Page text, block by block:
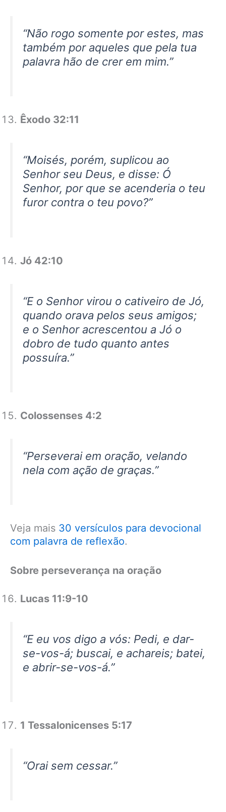
“Não rogo somente por estes, mas
também por aqueles que pela tua
palavra hão de crer em mim.”
Êxodo 32:11
“Moisés, porém, suplicou ao
Senhor seu Deus, e disse: Ó
Senhor, por que se acenderia o teu
furor contra o teu povo?”
Jó 42:10
“E o Senhor virou o cativeiro de Jó,
quando orava pelos seus amigos;
e o Senhor acrescentou a Jó o
dobro de tudo quanto antes
possuíra.”
Colossenses 4:2
“Perseverai em oração, velando
nela com ação de graças.”
Veja mais 30 versículos para devocional
com palavra de reflexão.
Sobre perseverança na oração
Lucas 11:9-10
“E eu vos digo a vós: Pedi, e dar-
se-vos-á; buscai, e achareis; batei,
e abrir-se-vos-á.”
1 Tessalonicenses 5:17
“Orai sem cessar.”